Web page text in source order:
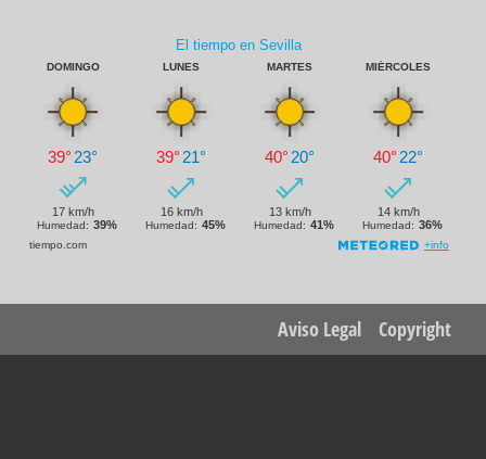
menu
Aviso Legal Copyright